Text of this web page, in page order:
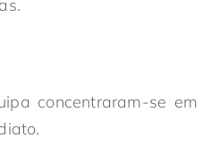
concentraram-se em